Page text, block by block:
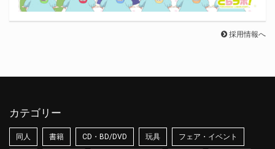
採用情報へ
カテゴリー
同人 書籍 CD・BD/DVD 玩具 フェア・イベント